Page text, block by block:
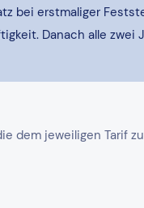
bei erstmaliger
Danach alle zwei
dem jeweiligen Tarif